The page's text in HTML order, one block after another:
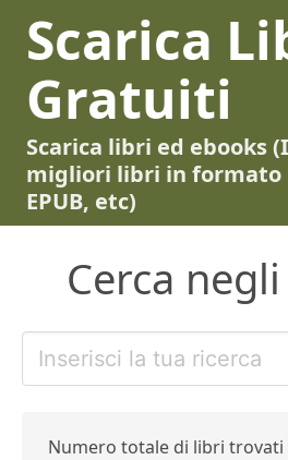
Scarica
Gratuiti
Scarica libri ed ebooks (I
migliori libri in formato
EPUB, etc)
Cerca
Numero totale di libri trovati